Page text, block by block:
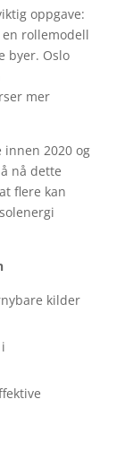
oppgave:
rollemodell
byer. Oslo
mer
innen 2020 og
nå dette
flere kan
kilder